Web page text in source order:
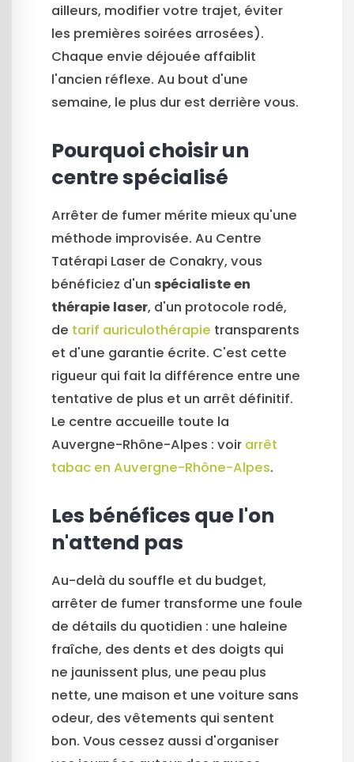
ailleurs, modifier votre trajet, éviter
les premières soirées arrosées).
Chaque envie déjouée affaiblit
l'ancien réflexe. Au bout d'une
semaine, le plus dur est derrière vous.
Pourquoi choisir un
centre spécialisé
Arrêter de fumer mérite mieux qu'une
méthode improvisée. Au Centre
Tatérapi Laser de Conakry, vous
bénéficiez d'un spécialiste en
thérapie laser, d'un protocole rodé,
de tarif auriculothérapie transparents
et d'une garantie écrite. C'est cette
rigueur qui fait la différence entre une
tentative de plus et un arrêt définitif.
Le centre accueille toute la
Auvergne-Rhône-Alpes : voir arrêt
tabac en Auvergne-Rhône-Alpes.
Les bénéfices que l'on
n'attend pas
Au-delà du souffle et du budget,
arrêter de fumer transforme une foule
de détails du quotidien : une haleine
fraîche, des dents et des doigts qui
ne jaunissent plus, une peau plus
nette, une maison et une voiture sans
odeur, des vêtements qui sentent
bon. Vous cessez aussi d'organiser